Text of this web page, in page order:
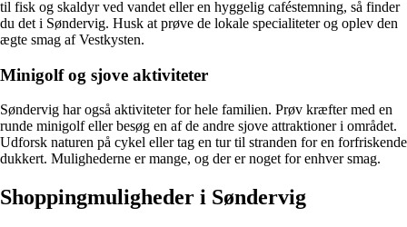
til fisk og skaldyr ved vandet eller en hyggelig caféstemning, så finder
du det i Søndervig. Husk at prøve de lokale specialiteter og oplev den
ægte smag af Vestkysten.
Minigolf og sjove aktiviteter
Søndervig har også aktiviteter for hele familien. Prøv kræfter med en
runde minigolf eller besøg en af de andre sjove attraktioner i området.
Udforsk naturen på cykel eller tag en tur til stranden for en forfriskende
dukkert. Mulighederne er mange, og der er noget for enhver smag.
Shoppingmuligheder i Søndervig